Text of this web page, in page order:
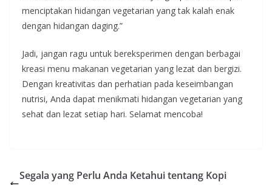
menciptakan hidangan vegetarian yang tak kalah enak
dengan hidangan daging.”
Jadi, jangan ragu untuk bereksperimen dengan berbagai
kreasi menu makanan vegetarian yang lezat dan bergizi.
Dengan kreativitas dan perhatian pada keseimbangan
nutrisi, Anda dapat menikmati hidangan vegetarian yang
sehat dan lezat setiap hari. Selamat mencoba!
Segala yang Perlu Anda Ketahui tentang Kopi